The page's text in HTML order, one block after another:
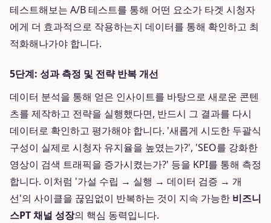
테스트해보는 A/B 테스트를 통해 어떤 요소가 타겟 시청자
에게 더 효과적으로 작용하는지 데이터를 통해 확인하고 최
적화해나가야 합니다.
5단계: 성과 측정 및 전략 반복 개선
데이터 분석을 통해 얻은 인사이트를 바탕으로 새로운 콘텐
츠를 제작하고 전략을 실행했다면, 반드시 그 결과를 다시
데이터로 확인하고 평가해야 합니다. '새롭게 시도한 두괄식
구성이 실제로 시청자 유지율을 높였는가?', 'SEO를 강화한
영상이 검색 트래픽을 증가시켰는가?' 등을 KPI를 통해 측정
합니다. 이처럼 '가설 수립 → 실행 → 데이터 검증 → 개
선'의 사이클을 끊임없이 반복하는 것이 지속 가능한 비즈니
스PT 채널 성장의 핵심 동력입니다.